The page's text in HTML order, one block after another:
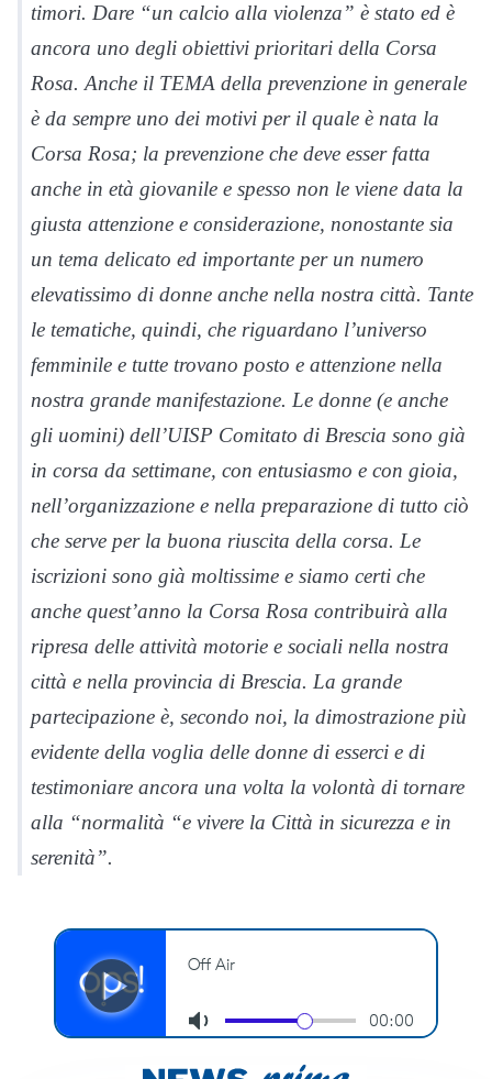
timori. Dare “un calcio alla violenza” è stato ed è
ancora uno degli obiettivi prioritari della Corsa
Rosa. Anche il TEMA della prevenzione in generale
è da sempre uno dei motivi per il quale è nata la
Corsa Rosa; la prevenzione che deve esser fatta
anche in età giovanile e spesso non le viene data la
giusta attenzione e considerazione, nonostante sia
un tema delicato ed importante per un numero
elevatissimo di donne anche nella nostra città. Tante
le tematiche, quindi, che riguardano l’universo
femminile e tutte trovano posto e attenzione nella
nostra grande manifestazione. Le donne (e anche
gli uomini) dell’UISP Comitato di Brescia sono già
in corsa da settimane, con entusiasmo e con gioia,
nell’organizzazione e nella preparazione di tutto ciò
che serve per la buona riuscita della corsa. Le
iscrizioni sono già moltissime e siamo certi che
anche quest’anno la Corsa Rosa contribuirà alla
ripresa delle attività motorie e sociali nella nostra
città e nella provincia di Brescia. La grande
partecipazione è, secondo noi, la dimostrazione più
evidente della voglia delle donne di esserci e di
testimoniare ancora una volta la volontà di tornare
alla “normalità “e vivere la Città in sicurezza e in
serenità”.